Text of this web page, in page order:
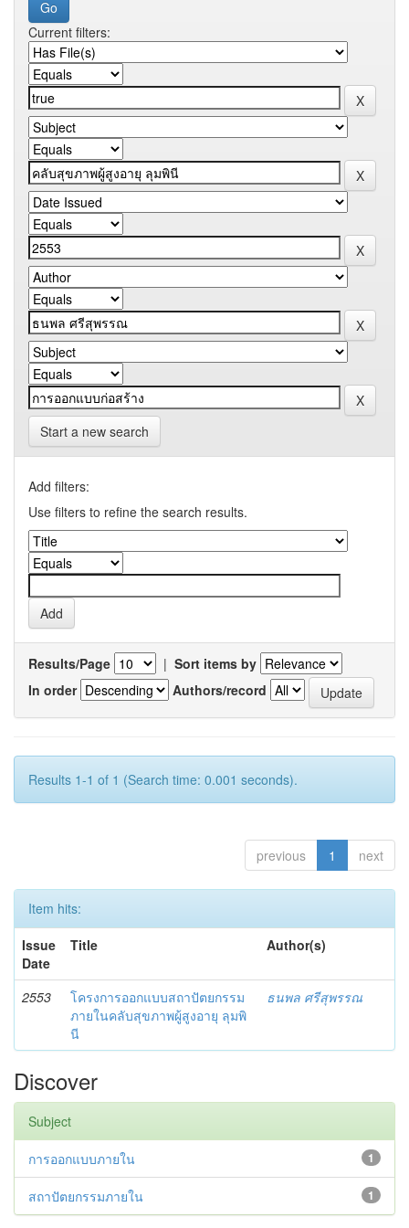
Current filters:
Start a new search
Add filters:
Use filters to refine the search results.
Results/Page | Sort items by
In order
Authors/record
Results 1-1 of 1 (Search time: 0.001 seconds).
previous 1 next
Item hits:
Issue
Date
Title Author(s)
2553
โครงการออกแบบสถาปัตยกรรม
ภายในคลับสุขภาพผู้สูงอายุ ลุมพิ
นี
ธนพล ศรีสุพรรณ
Discover
Subject
1
การออกแบบภายใน
1
สถาปัตยกรรมภายใน